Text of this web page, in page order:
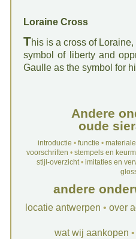
Loraine Cross
This is a cross of
symbol of liberty and
Gaulle as the symbol for
Andere
oude
introductie • functie •
voorschriften • stempels en
stijl-overzicht• imitaties en
andere
locatie antwerpen • over
wat wij aankopen